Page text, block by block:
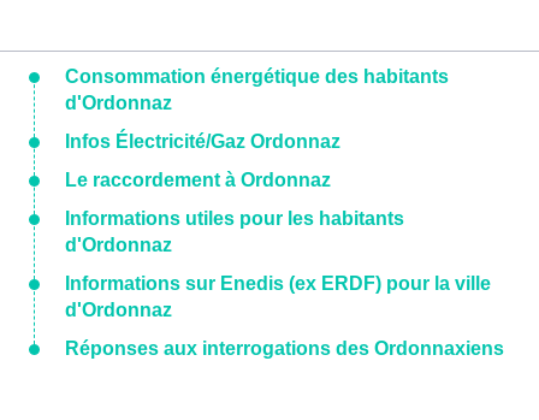
Consommation énergétique des habitants
d'Ordonnaz
Infos Électricité/Gaz Ordonnaz
Le raccordement à Ordonnaz
Informations utiles pour les habitants
d'Ordonnaz
Informations sur Enedis (ex ERDF) pour la ville
d'Ordonnaz
Réponses aux interrogations des Ordonnaxiens